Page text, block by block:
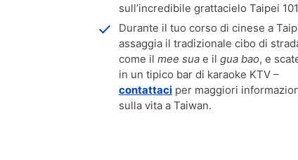
sull’incredibile grattacielo Taipei
Durante il tuo corso di cinese a
assaggia il tradizionale cibo di
come il mee sua e il gua bao, e
in un tipico bar di karaoke KTV –
contattaci per maggiori
sulla vita a Taiwan.